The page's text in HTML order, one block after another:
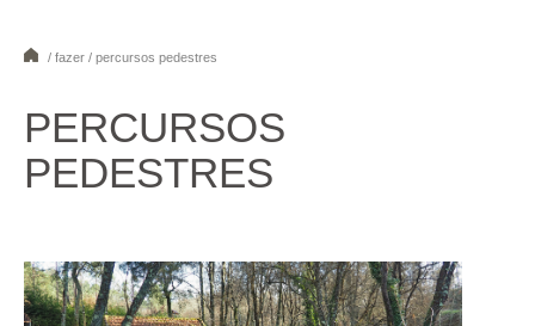
34 5 678
/ fazer / percursos pedestres
PERCURSOS
PEDESTRES